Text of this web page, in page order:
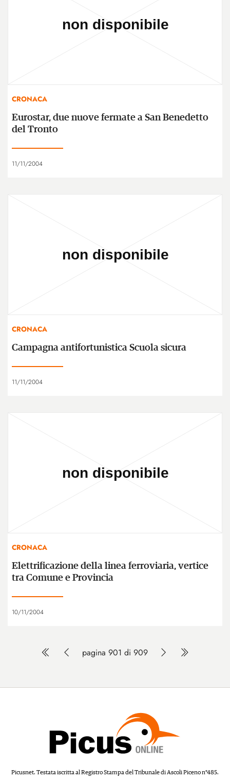
CRONACA
Eurostar, due nuove fermate a San Benedetto
del Tronto
11/11/2004
CRONACA
Campagna antifortunistica Scuola sicura
11/11/2004
CRONACA
Elettrificazione della linea ferroviaria, vertice
tra Comune e Provincia
10/11/2004
pagina 901 di 909
Picusnet. Testata iscritta al Registro Stampa del Tribunale di Ascoli Piceno n°485.